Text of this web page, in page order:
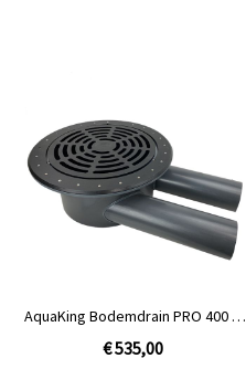
AquaKing Bodemdrain PRO 400 | 2
€ 535,00